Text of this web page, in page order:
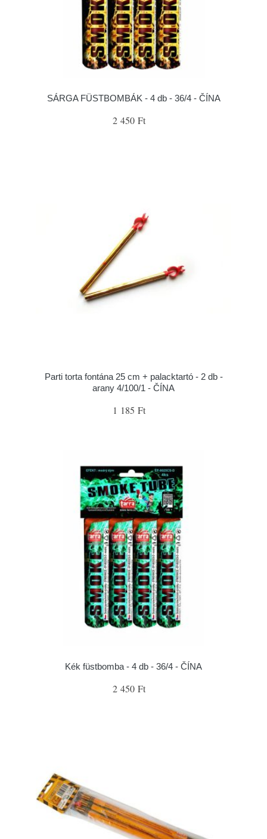
SÁRGA FÜSTBOMBÁK - 4 db - 36/4 - ČÍNA
2 450 Ft
Parti torta fontána 25 cm + palacktartó - 2 db -
arany 4/100/1 - ČÍNA
1 185 Ft
Kék füstbomba - 4 db - 36/4 - ČÍNA
2 450 Ft